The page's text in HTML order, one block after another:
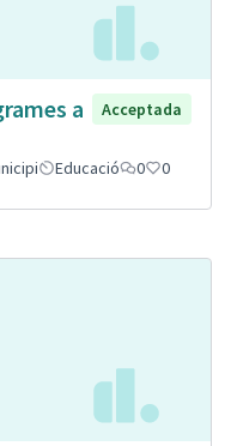
a
Acceptada
Educació 0 0